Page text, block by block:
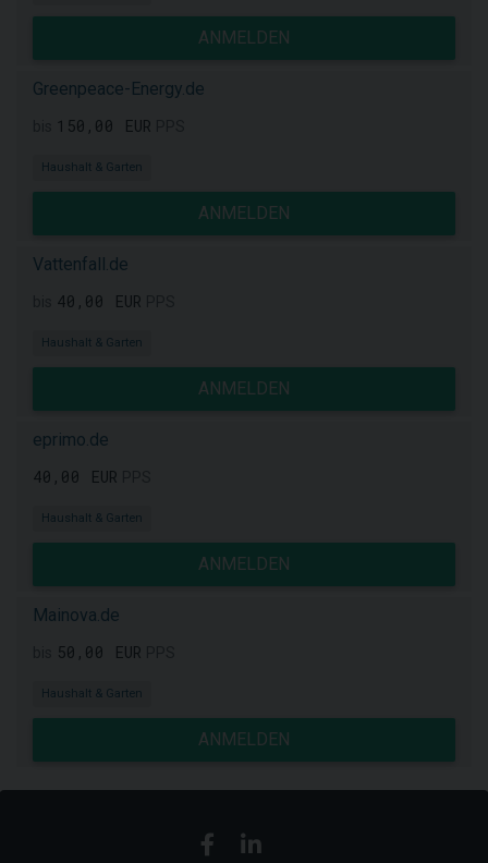
ANMELDEN
Greenpeace-Energy.de
150,00 EUR
Haushalt & Garten
ANMELDEN
Vattenfall.de
40,00 EUR
Haushalt & Garten
ANMELDEN
eprimo.de
40,00 EUR
Haushalt & Garten
ANMELDEN
Mainova.de
50,00 EUR
Haushalt & Garten
ANMELDEN